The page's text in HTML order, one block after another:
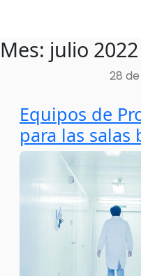
Skip
to
Mes: julio 2022
28
Equipos de
para las salas